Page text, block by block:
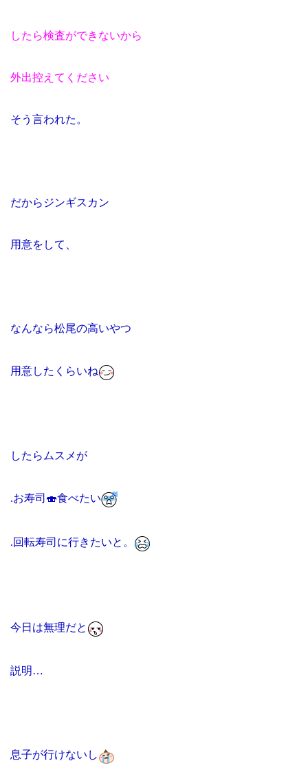
したら検査ができないから
外出控えてください
そう言われた。
だからジンギスカン
用意をして、
なんなら松尾の高いやつ
用意したくらいね
したらムスメが
.お寿司 🍣食べたい
.回転寿司に行きたいと。
今日は無理だと
説明…
息子が行けないし